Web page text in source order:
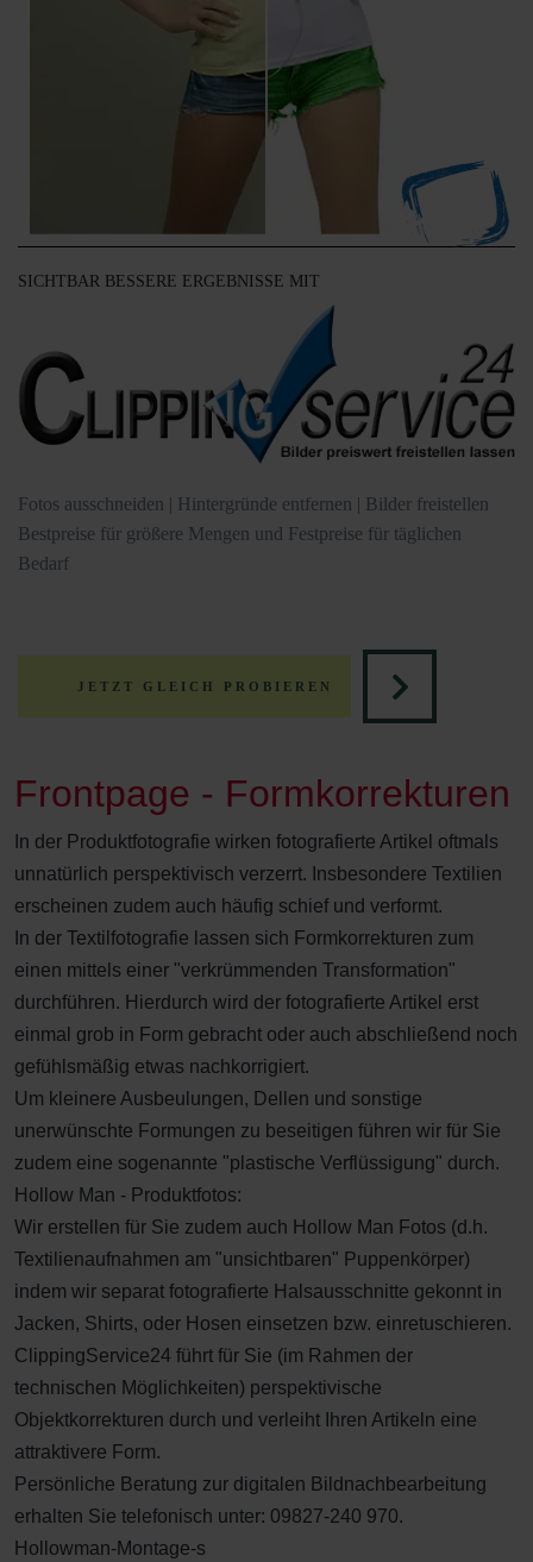
SICHTBAR BESSERE ERGEBNISSE MIT
Fotos ausschneiden | Hintergründe entfernen | Bilder freistellen
Bestpreise für größere Mengen und Festpreise für täglichen
Bedarf
JETZT GLEICH PROBIEREN
Frontpage - Formkorrekturen
In der Produktfotografie wirken fotografierte Artikel oftmals
unnatürlich perspektivisch verzerrt. Insbesondere Textilien
erscheinen zudem auch häufig schief und verformt.
In der Textilfotografie lassen sich Formkorrekturen zum
einen mittels einer "verkrümmenden Transformation"
durchführen. Hierdurch wird der fotografierte Artikel erst
einmal grob in Form gebracht oder auch abschließend noch
gefühlsmäßig etwas nachkorrigiert.
Um kleinere Ausbeulungen, Dellen und sonstige
unerwünschte Formungen zu beseitigen führen wir für Sie
zudem eine sogenannte "plastische Verflüssigung" durch.
Hollow Man - Produktfotos:
Wir erstellen für Sie zudem auch Hollow Man Fotos (d.h.
Textilienaufnahmen am "unsichtbaren" Puppenkörper)
indem wir separat fotografierte Halsausschnitte gekonnt in
Jacken, Shirts, oder Hosen einsetzen bzw. einretuschieren.
ClippingService24 führt für Sie (im Rahmen der
technischen Möglichkeiten) perspektivische
Objektkorrekturen durch und verleiht Ihren Artikeln eine
attraktivere Form.
Persönliche Beratung zur digitalen Bildnachbearbeitung
erhalten Sie telefonisch unter: 09827-240 970.
Hollowman-Montage-s